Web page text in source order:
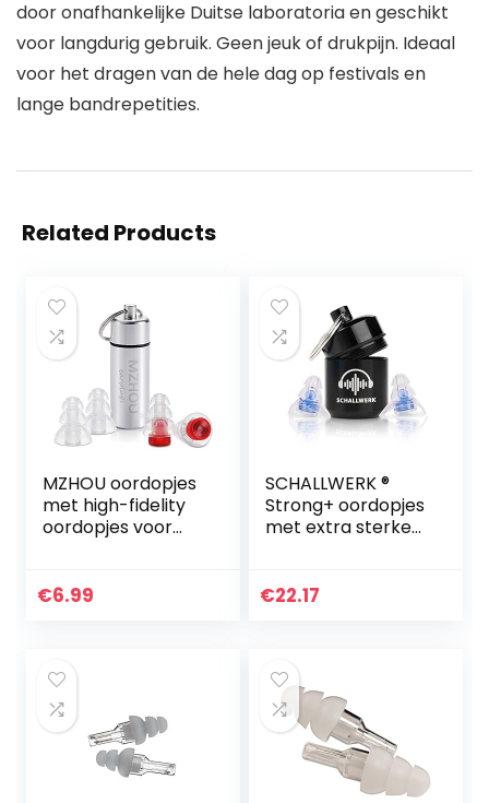
door onafhankelijke Duitse laboratoria en geschikt
voor langdurig gebruik. Geen jeuk of drukpijn. Ideaal
voor het dragen van de hele dag op festivals en
lange bandrepetities.
Related Products
MZHOU oordopjes
met high-fidelity
oordopjes voor
€6.99
SCHALLWERK ®
Strong+ oordopjes
met extra sterke
behoud van
€22.17